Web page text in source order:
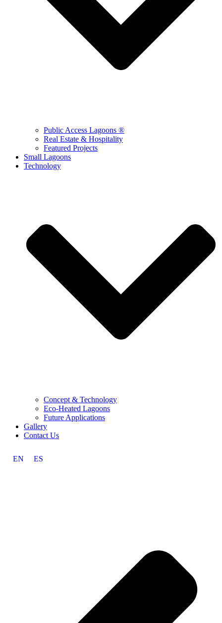
Public Access Lagoons ®
Real Estate & Hospitality
Featured Projects
Small Lagoons
Technology
Concept & Technology
Eco-Heated Lagoons
Future Applications
Gallery
Contact Us
EN ES